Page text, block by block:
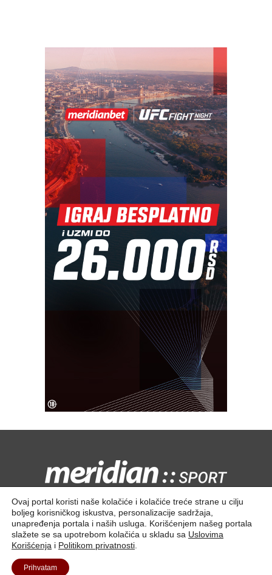
Kontaktirajte nas:redakcija@meridiansport.rs
Ovaj portal koristi naše kolačiće i kolačiće treće strane u cilju
boljeg korisničkog iskustva, personalizacije sadržaja,
unapređenja portala i naših usluga. Korišćenjem našeg portala
slažete se sa upotrebom kolačića u skladu sa Uslovima
Korišćenja i Politikom privatnosti
Prihvatam